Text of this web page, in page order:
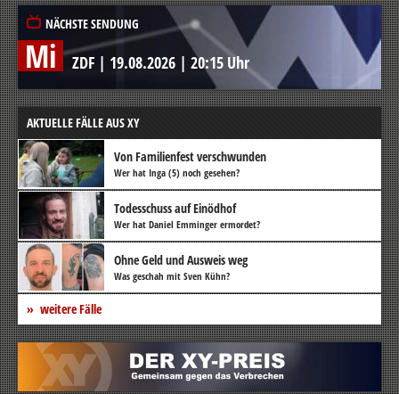
NÄCHSTE SENDUNG
Mi ZDF | 19.08.2026 | 20:15 Uhr
AKTUELLE FÄLLE AUS XY
Von Familienfest verschwunden
Wer hat Inga (5) noch gesehen?
Todesschuss auf Einödhof
Wer hat Daniel Emminger ermordet?
Ohne Geld und Ausweis weg
Was geschah mit Sven Kühn?
weitere Fälle